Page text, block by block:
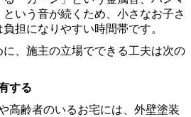
いう音が続くため、小さなお子さ
担になりやすい時間帯です。
、施主の立場でできる工夫は次の
する
高齢者のいるお宅には、外壁塗装